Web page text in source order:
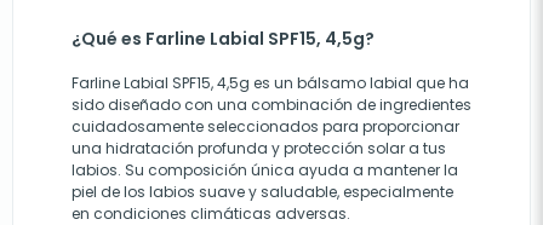
¿Qué es Farline Labial SPF15, 4,5g?
Farline Labial SPF15, 4,5g es un bálsamo labial que ha
sido diseñado con una combinación de ingredientes
cuidadosamente seleccionados para proporcionar
una hidratación profunda y protección solar a tus
labios. Su composición única ayuda a mantener la
piel de los labios suave y saludable, especialmente
en condiciones climáticas adversas.